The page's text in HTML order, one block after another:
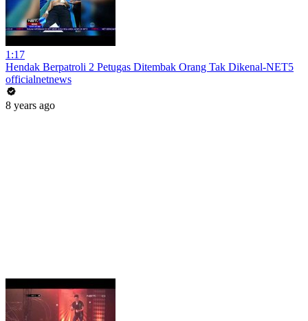
1:17
Hendak Berpatroli 2 Petugas Ditembak Orang Tak Dikenal-NET5
officialnetnews
8 years ago